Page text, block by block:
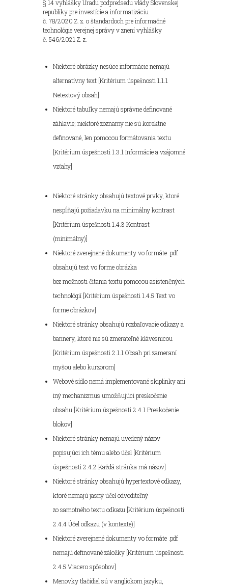
§ 14 vyhlášky Úradu podpredsedu vlády Slovenskej
republiky pre investície a informatizáciu
č. 78/2020 Z. z. o štandardoch pre informačné
technológie verejnej správy v znení vyhlášky
č. 546/2021 Z. z.
Niektoré obrázky nesúce informácie nemajú
alternatívny text [Kritérium úspešnosti 1.1.1
Netextový obsah]
Niektoré tabuľky nemajú správne definované
záhlavie; niektoré zoznamy nie sú korektne
definované, len pomocou formátovania textu
[Kritérium úspešnosti 1.3.1 Informácie a vzájomné
vzťahy]
Niektoré stránky obsahujú textové prvky, ktoré
nespĺňajú požiadavku na minimálny kontrast
[Kritérium úspešnosti 1.4.3 Kontrast
(minimálny)]
Niektoré zverejnené dokumenty vo formáte .pdf
obsahujú text vo forme obrázka
bez možnosti čítania textu pomocou asistenčných
technológií [Kritérium úspešnosti 1.4.5 Text vo
forme obrázkov]
Niektoré stránky obsahujú rozbaľovacie odkazy a
bannery, ktoré nie sú zmerateľné klávesnicou
[Kritérium úspešnosti 2.1.1 Obsah pri zameraní
myšou alebo kurzorom]
Webové sídlo nemá implementované skiplinky ani
iný mechanizmus umožňujúci preskočenie
obsahu [Kritérium úspešnosti 2.4.1 Preskočenie
blokov]
Niektoré stránky nemajú uvedený názov
popisujúci ich tému alebo účel [Kritérium
úspešnosti 2.4.2 Každá stránka má názov]
Niektoré stránky obsahujú hypertextové odkazy,
ktoré nemajú jasný účel odvoditeľný
zo samotného textu odkazu [Kritérium úspešnosti
2.4.4 Účel odkazu (v kontexte)]
Niektoré zverejnené dokumenty vo formáte .pdf
nemajú definované záložky [Kritérium úspešnosti
2.4.5 Viacero spôsobov]
Menovky tlačidiel sú v anglickom jazyku,